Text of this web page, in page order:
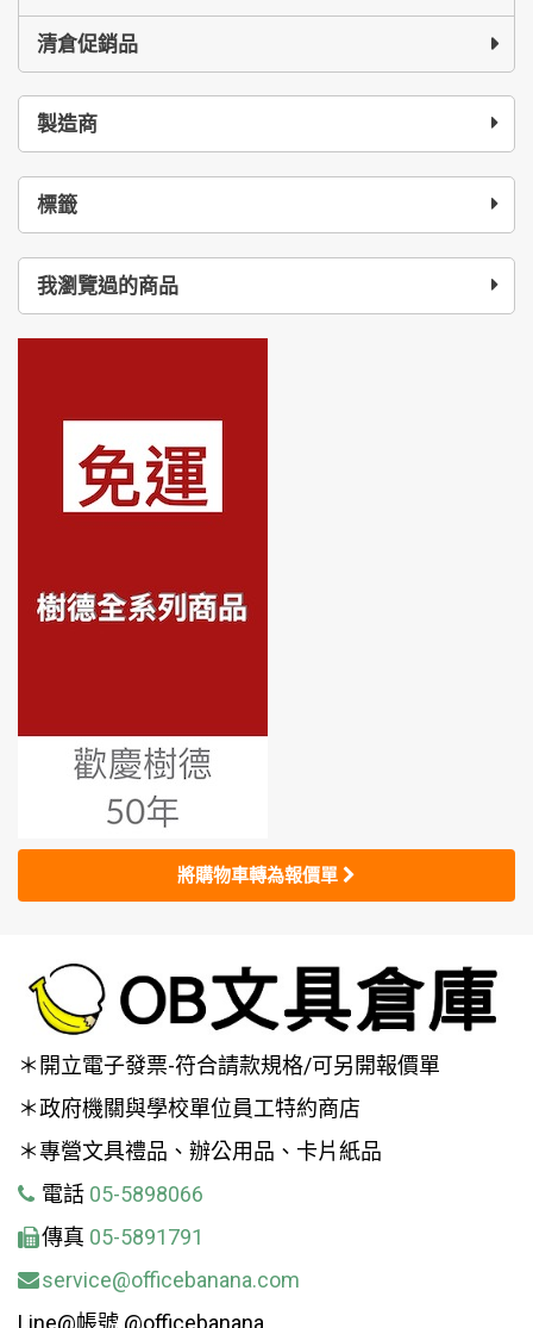
清倉促銷品
製造商
標籤
我瀏覽過的商品
將購物車轉為報價單
＊開立電子發票-符合請款規格/可另開報價單
＊政府機關與學校單位員工特約商店
＊專營文具禮品、辦公用品、卡片紙品
電話 05-5898066
傳真 05-5891791
service@officebanana.com
Line@帳號 @officebanana